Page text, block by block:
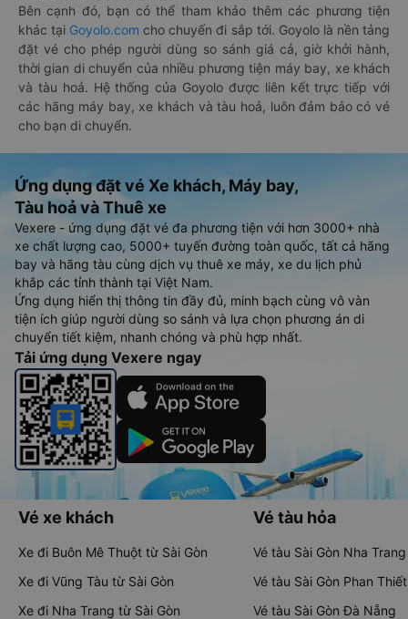
Bên cạnh đó, bạn có thể tham khảo thêm các phương tiện
khác tại Goyolo.com cho chuyến đi sắp tới. Goyolo là nền tảng
đặt vé cho phép người dùng so sánh giá cả, giờ khởi hành,
thời gian di chuyển của nhiều phương tiện máy bay, xe khách
và tàu hoả. Hệ thống của Goyolo được liên kết trực tiếp với
các hãng máy bay, xe khách và tàu hoả, luôn đảm bảo có vé
cho bạn di chuyển.
Ứng dụng đặt vé Xe khách, Máy bay,
Tàu hoả và Thuê xe
Vexere - ứng dụng đặt vé đa phương tiện với hơn 3000+ nhà
xe chất lượng cao, 5000+ tuyến đường toàn quốc, tất cả hãng
bay và hãng tàu cùng dịch vụ thuê xe máy, xe du lịch phủ
khắp các tỉnh thành tại Việt Nam.
Ứng dụng hiển thị thông tin đầy đủ, minh bạch cùng vô vàn
tiện ích giúp người dùng so sánh và lựa chọn phương án di
chuyển tiết kiệm, nhanh chóng và phù hợp nhất.
Tải ứng dụng Vexere ngay
Vé xe khách
Xe đi Buôn Mê Thuột từ Sài Gòn
Xe đi Vũng Tàu từ Sài Gòn
Xe đi Nha Trang từ Sài Gòn
Vé tàu hỏa
Vé tàu Sài Gòn Nha Trang
Vé tàu Sài Gòn Phan Thiết
Vé tàu Sài Gòn Đà Nẵng